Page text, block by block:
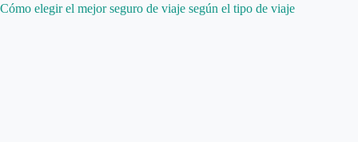
Cómo elegir el mejor seguro de viaje según el tipo de viaje